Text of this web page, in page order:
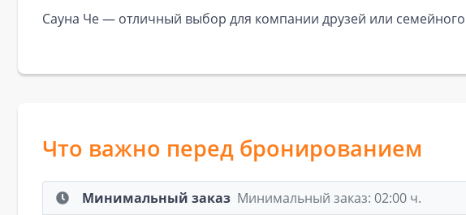
Сауна Че — отличный выбор для компании друзей или
Что важно перед бронированием
Минимальный заказ Минимальный заказ: 02:00 ч.